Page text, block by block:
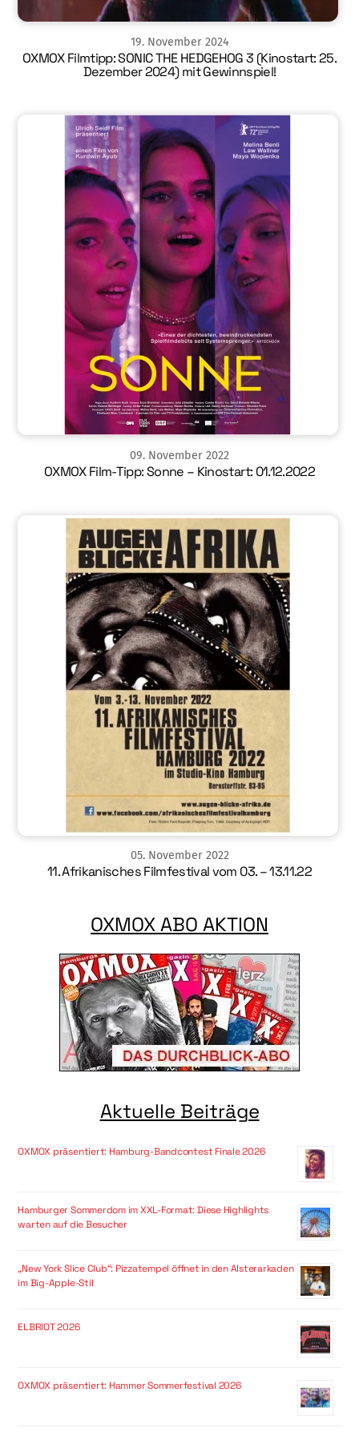
19. November 2024
OXMOX Filmtipp: SONIC THE HEDGEHOG 3 (Kinostart: 25.
Dezember 2024) mit Gewinnspiel!
09. November 2022
OXMOX Film-Tipp: Sonne – Kinostart: 01.12.2022
05. November 2022
11. Afrikanisches Filmfestival vom 03. – 13.11.22
OXMOX ABO AKTION
Aktuelle Beiträge
OXMOX präsentiert: Hamburg-Bandcontest Finale 2026
Hamburger Sommerdom im XXL-Format: Diese Highlights
warten auf die Besucher
„New York Slice Club“: Pizzatempel öffnet in den Alsterarkaden
im Big-Apple-Stil
ELBRIOT 2026
OXMOX präsentiert: Hammer Sommerfestival 2026